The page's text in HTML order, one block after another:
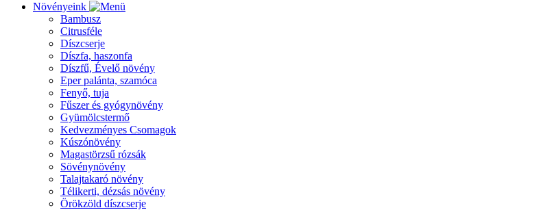
Növényeink
Bambusz
Citrusféle
Díszcserje
Díszfa, haszonfa
Díszfű, Évelő növény
Eper palánta, szamóca
Fenyő, tuja
Fűszer és gyógynövény
Gyümölcstermő
Kedvezményes Csomagok
Kúszónövény
Magastörzsű rózsák
Sövénynövény
Talajtakaró növény
Télikerti, dézsás növény
Örökzöld díszcserje